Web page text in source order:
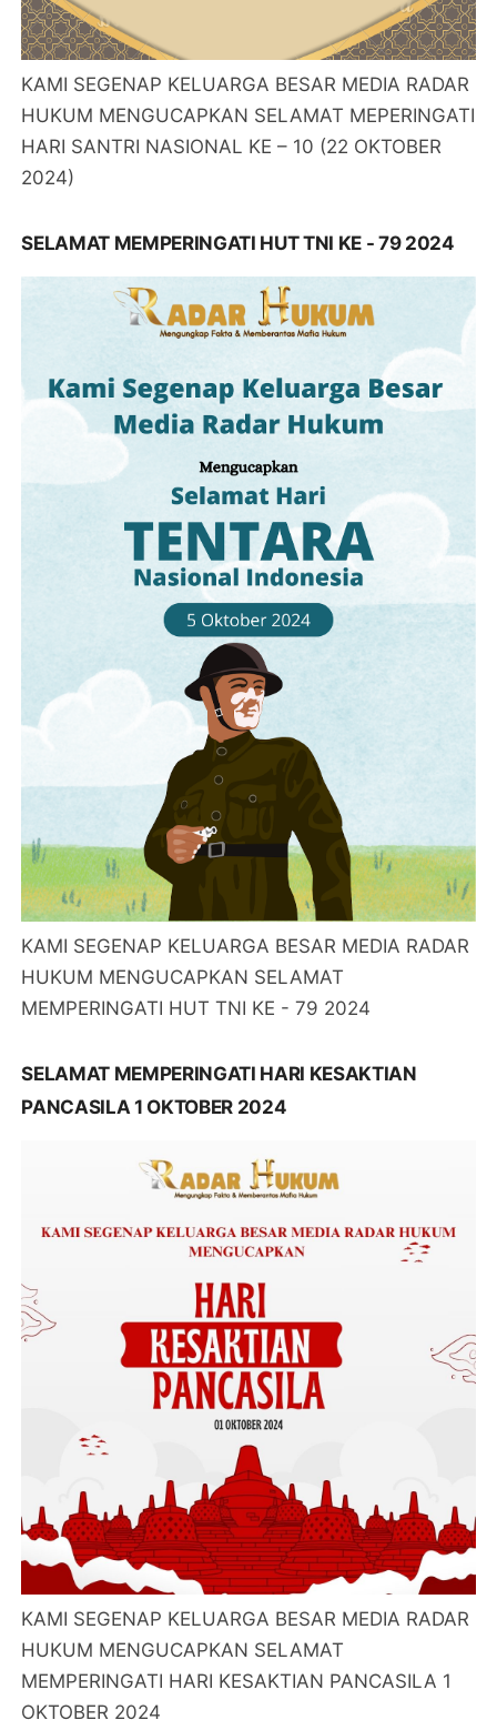
KAMI SEGENAP KELUARGA BESAR MEDIA RADAR
HUKUM MENGUCAPKAN SELAMAT MEPERINGATI
HARI SANTRI NASIONAL KE – 10 (22 OKTOBER
2024)
SELAMAT MEMPERINGATI HUT TNI KE - 79 2024
KAMI SEGENAP KELUARGA BESAR MEDIA RADAR
HUKUM MENGUCAPKAN SELAMAT
MEMPERINGATI HUT TNI KE - 79 2024
SELAMAT MEMPERINGATI HARI KESAKTIAN
PANCASILA 1 OKTOBER 2024
KAMI SEGENAP KELUARGA BESAR MEDIA RADAR
HUKUM MENGUCAPKAN SELAMAT
MEMPERINGATI HARI KESAKTIAN PANCASILA 1
OKTOBER 2024